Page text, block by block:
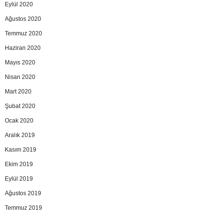
Eylül 2020
Ağustos 2020
Temmuz 2020
Haziran 2020
Mayıs 2020
Nisan 2020
Mart 2020
Şubat 2020
Ocak 2020
Aralık 2019
Kasım 2019
Ekim 2019
Eylül 2019
Ağustos 2019
Temmuz 2019